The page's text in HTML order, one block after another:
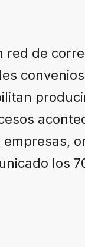
red de
los